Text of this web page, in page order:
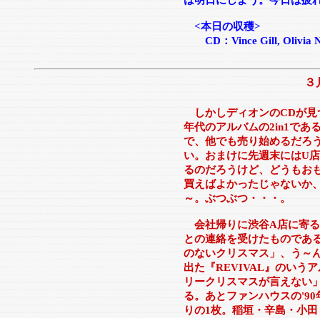
<本日の収穫>
CD：Vince Gill, Olivia
しかしディオンのCDが
年代のアルバムの2in1であ
で、他でも売り始めるだろ
い。おまけに先週末にはU
るのだろうけど、どうもお
買えばよかったじゃないか
～。ぶつぶつ・・・。
会社帰りに渋谷A店に寄
との連絡を受けたものであ
のないクリスマス」、う～
出た『REVIVAL』のいう
リークリスマスが言えない
る。あとファンハウスの
りの1枚。稲垣・辛島・小